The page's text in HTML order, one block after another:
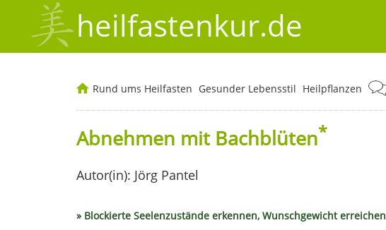
heilfastenkur.de
Rund ums Heilfasten Gesunder Lebensstil Heilpflanzen
Abnehmen mit Bachblüten*
Autor(in): Jörg Pantel
» Blockierte Seelenzustände erkennen, Wunschgewicht erreichen